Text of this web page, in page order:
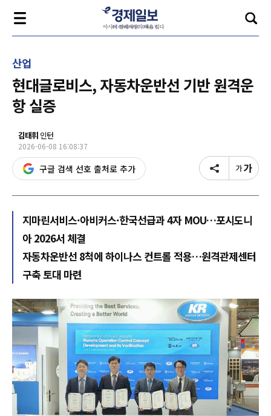
산업
현대글로비스, 자동차운반선 기반 원격운
항 실증
김태휘 인턴
2026-06-08 16:08:37
구글 검색 선호 출처로 추가
지마린서비스·아비커스·한국선급과 4자 MOU…포시도니
아 2026서 체결
자동차운반선 8척에 하이나스 컨트롤 적용…원격관제센터
구축 토대 마련